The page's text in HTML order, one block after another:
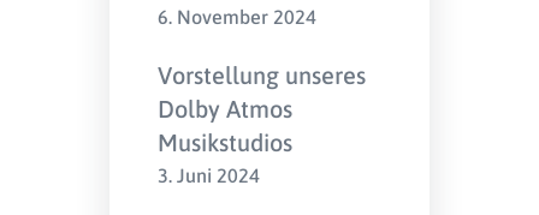
6. November 2024
Vorstellung unseres
Dolby Atmos
Musikstudios
3. Juni 2024